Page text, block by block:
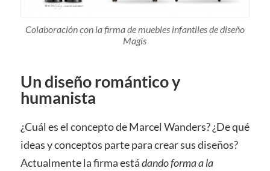
Colaboración con la firma de muebles infantiles de diseño
Magis
Un diseño romántico y
humanista
¿Cuál es el concepto de Marcel Wanders? ¿De qué
ideas y conceptos parte para crear sus diseños?
Actualmente la firma estádando forma a la